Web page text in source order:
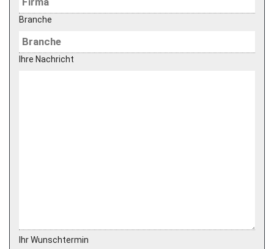
Branche
Ihre Nachricht
Ihr Wunschtermin